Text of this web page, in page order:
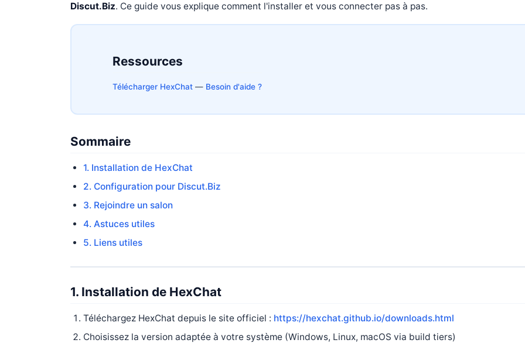
Discut.Biz. Ce guide vous explique comment l'installer et vous connecter pas à pas.
Ressources
Télécharger HexChat— Besoin d'aide ?
Sommaire
1. Installation de HexChat
2. Configuration pour Discut.Biz
3. Rejoindre un salon
4. Astuces utiles
5. Liens utiles
1. Installation de HexChat
Téléchargez HexChat depuis le site officiel : https://hexchat.github.io/downloads.html
Choisissez la version adaptée à votre système (Windows, Linux, macOS via build tiers)